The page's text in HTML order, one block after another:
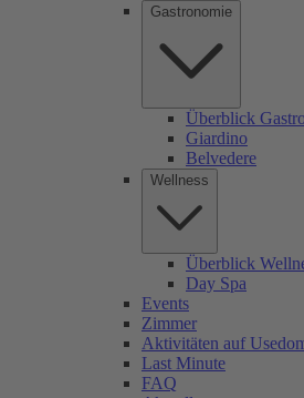
Gastronomie
Überblick
Giardino
Belvedere
Wellness
Überblick
Day Spa
Events
Zimmer
Aktivitäten auf
Last Minute
FAQ